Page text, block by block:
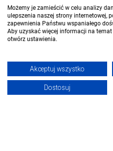
Możemy je zamieścić w celu analizy
ulepszenia naszej strony internetowej,
zapewnienia Państwu wspaniałego
Aby uzyskać więcej informacji na
otwórz ustawienia.
Akceptuj wszystko
Dostosuj